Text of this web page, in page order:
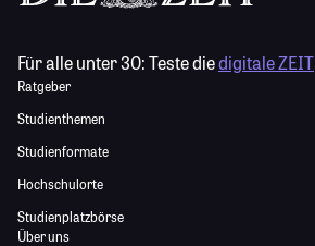
Für alle unter 30:Teste diedigitale ZEIT
Ratgeber
Studienthemen
Studienformate
Hochschulorte
Studienplatzbörse
Über uns